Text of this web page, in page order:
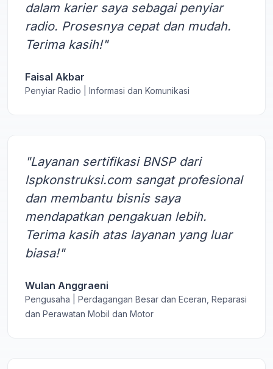
dalam karier saya sebagai penyiar
radio. Prosesnya cepat dan mudah.
Terima kasih!"
Faisal Akbar
Penyiar Radio | Informasi dan Komunikasi
"Layanan sertifikasi BNSP dari
lspkonstruksi.com sangat profesional
dan membantu bisnis saya
mendapatkan pengakuan lebih.
Terima kasih atas layanan yang luar
biasa!"
Wulan Anggraeni
Pengusaha | Perdagangan Besar dan Eceran, Reparasi
dan Perawatan Mobil dan Motor